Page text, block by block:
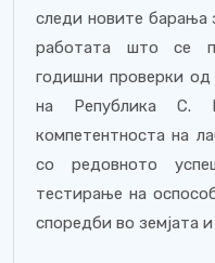
следи новите барања
работата што се
годишни проверки од
на Република С.
компетентноста на
со редовното
тестирање на
споредби во земјата